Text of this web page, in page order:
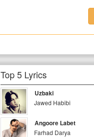
Top 5 Lyrics
Uzbaki
Jawed Habibi
Angoore Labet
Farhad Darya